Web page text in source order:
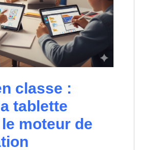
classe :
tablette
moteur de